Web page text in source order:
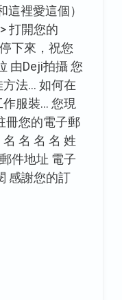
裡愛這個）
打開您的
下來，祝您
由Deji拍攝 您
法… 如何在
服裝… 您現
冊您的電子郵
名 名 名 姓
件地址 電子
感謝您的訂